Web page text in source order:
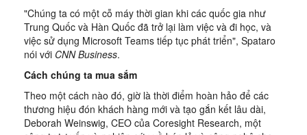
"Chúng ta có một cỗ máy thời gian khi các quốc gia như
Trung Quốc và Hàn Quốc đã trở lại làm việc và đi học, và
việc sử dụng Microsoft Teams tiếp tục phát triển", Spataro
nói với CNN Business.
Cách chúng ta mua sắm
Theo một cách nào đó, giờ là thời điểm hoàn hảo để các
thương hiệu đón khách hàng mới và tạo gắn kết lâu dài,
Deborah Weinswig, CEO của Coresight Research, một